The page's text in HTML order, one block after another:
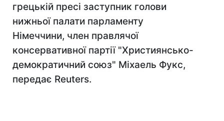
грецькій пресі заступник голови
нижньої палати парламенту
Німеччини, член правлячої
консервативної партії "Християнсько-
демократичний союз" Міхаель Фукс,
передає Reuters.